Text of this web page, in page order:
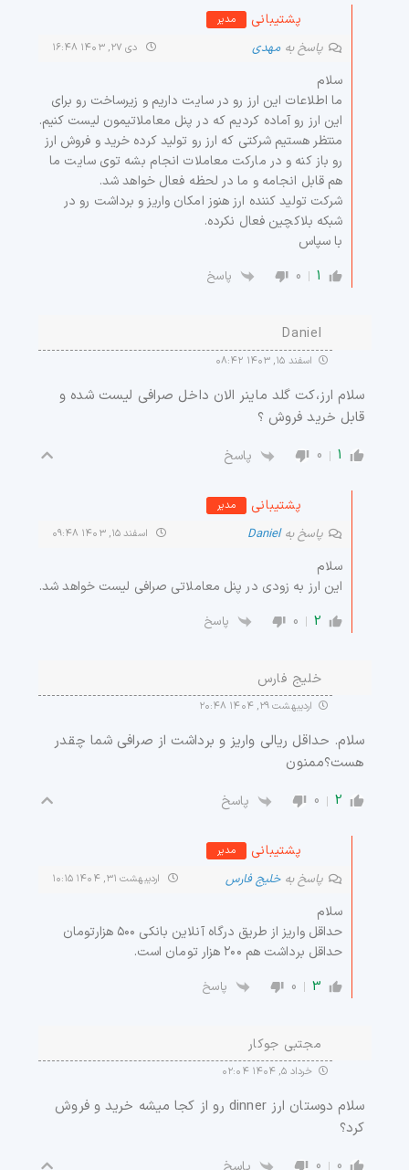
پشتیبانی مدیر
پاسخ بهمهدی دی ۲۷, ۱۴۰۳ ۱۶:۴۸
سلام
ما اطلاعات این ارز رو در سایت داریم و زیرساخت رو برای
این ارز رو آماده کردیم که در پنل معاملاتیمون لیست کنیم.
منتظر هستیم شرکتی که ارز رو تولید کرده خرید و فروش ارز
رو باز کنه و در مارکت معاملات انجام بشه توی سایت ما
هم قابل انجامه و ما در لحظه فعال خواهد شد.
شرکت تولید کننده ارز هنوز امکان واریز و برداشت رو در
شبکه بلاکچین فعال نکرده.
با سپاس
1
0 پاسخ
Daniel
اسفند ۱۵, ۱۴۰۳ ۰۸:۴۲
سلام ارز،کت گلد ماینر الان داخل صرافی لیست شده و
قابل خرید فروش ؟
1
0 پاسخ
پشتیبانی مدیر
پاسخ بهDaniel اسفند ۱۵, ۱۴۰۳ ۰۹:۴۸
سلام
این ارز به زودی در پنل معاملاتی صرافی لیست خواهد شد.
2
0 پاسخ
خلیج فارس
اردیبهشت ۲۹, ۱۴۰۴ ۲۰:۴۸
سلام. حداقل ریالی واریز و برداشت از صرافی شما چقدر
هست؟ممنون
2
0 پاسخ
پشتیبانی مدیر
پاسخ بهخلیج فارس اردیبهشت ۳۱, ۱۴۰۴ ۱۰:۱۵
سلام
حداقل واریز از طریق درگاه آنلاین بانکی ۵۰۰ هزارتومان
حداقل برداشت هم ۲۰۰ هزار تومان است.
3
0 پاسخ
مجتبی جوکار
خرداد ۵, ۱۴۰۴ ۰۲:۰۴
سلام دوستان ارز dinner رو از کجا میشه خرید و فروش
کرد؟